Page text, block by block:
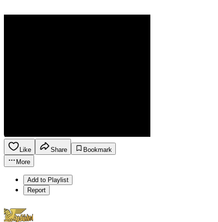
Like Share
Bookmark
More
Add to Playlist
Report